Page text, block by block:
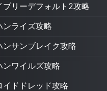
ブリーデフォルト2攻略
ンライズ攻略
ンサンブレイク攻略
ンワイルズ攻略
イドドレッド攻略